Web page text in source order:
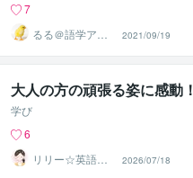
7
るる＠語学アド
バイザー
2021/09/19
大人の方の頑張る姿に感動！
学び
6
リリー☆英語家
庭教師
2026/07/18